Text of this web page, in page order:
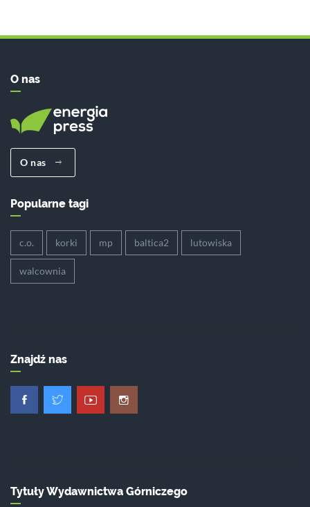
O nas
O nas
Popularne tagi
c.o. korki mp baltica2 lutowiska
walcownia
Znajdź nas
Tytuły Wydawnictwa Górniczego